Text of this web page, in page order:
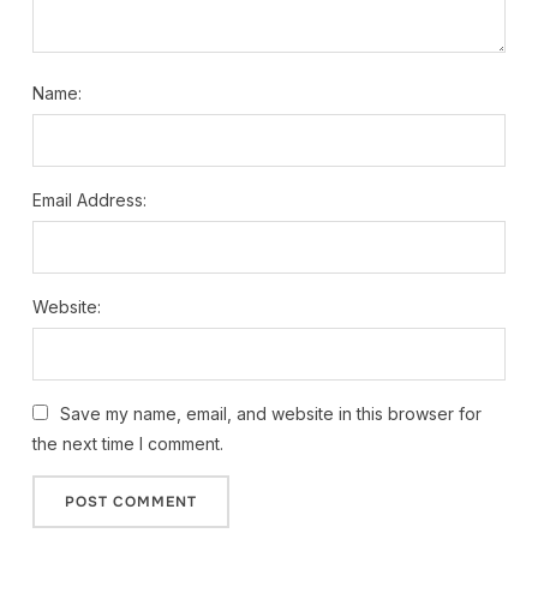
Name:
Email Address:
Website:
Save my name, email, and website in this browser for
the next time I comment.